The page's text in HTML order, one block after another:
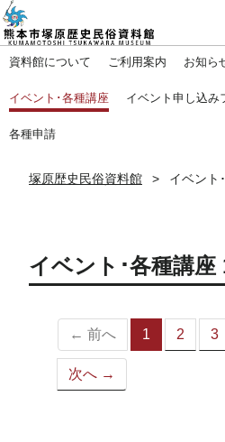
資料館について ご利用案内 お知ら
イベント･各種講座 イベント申し込み
各種申請
塚原歴史民俗資料館 イベント
イベント･各種講座
← 前へ 1
（こ
2 3
次へ →